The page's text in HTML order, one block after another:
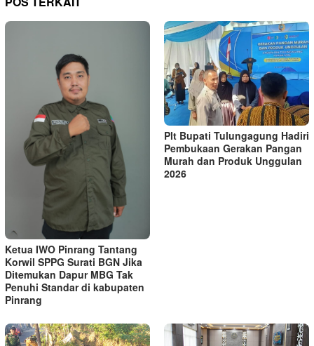
Ketua IWO Pinrang Tantang
Korwil SPPG Surati BGN Jika
Ditemukan Dapur MBG Tak
Penuhi Standar di kabupaten
Pinrang
Plt Bupati Tulungagung Hadiri
Pembukaan Gerakan Pangan
Murah dan Produk Unggulan
2026